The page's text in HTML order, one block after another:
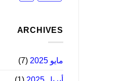
ARCHIVES
مايو 2025 (7)